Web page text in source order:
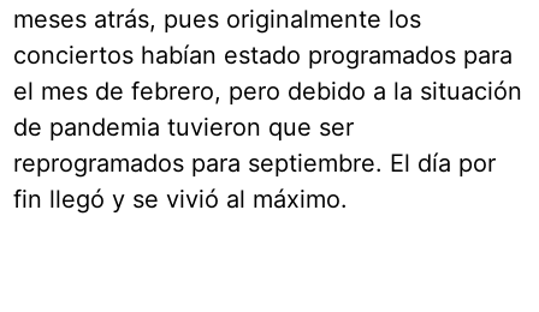
meses atrás, pues originalmente los
conciertos habían estado programados para
el mes de febrero, pero debido a la situación
de pandemia tuvieron que ser
reprogramados para septiembre. El día por
fin llegó y se vivió al máximo.